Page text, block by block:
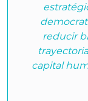
reducir
capital